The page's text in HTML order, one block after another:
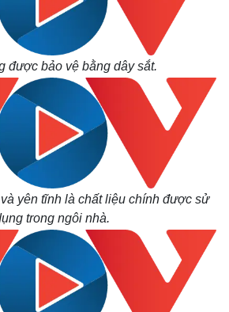
Thị trường
Giá vàng
Tiêu dùng
Tỷ giá
Chứng khoán
Giá cà phê
được bảo vệ bằng dây sắt.
yên tĩnh là chất liệu chính được sử
trong ngôi nhà.